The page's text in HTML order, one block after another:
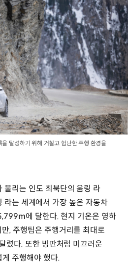
달성하기 위해 거칠고 험난한 주행 환경을
불리는 인도 최북단의 움링 라
는 세계에서 가장 높은 자동차
에 달한다. 현지 기온은 영하
, 주행팀은 주행거리를 최대로
렸다. 또한 빙판처럼 미끄러운
주행해야 했다.